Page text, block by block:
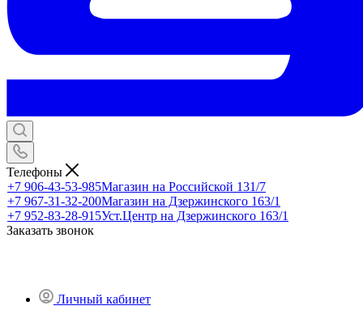
Телефоны
+7 906-43-53-985Магазин на Российской 131/7
+7 967-31-32-200Магазин на Дзержинского 163/1
+7 952-83-28-915Уст.Центр на Дзержинского 163/1
Заказать звонок
Личный кабинет